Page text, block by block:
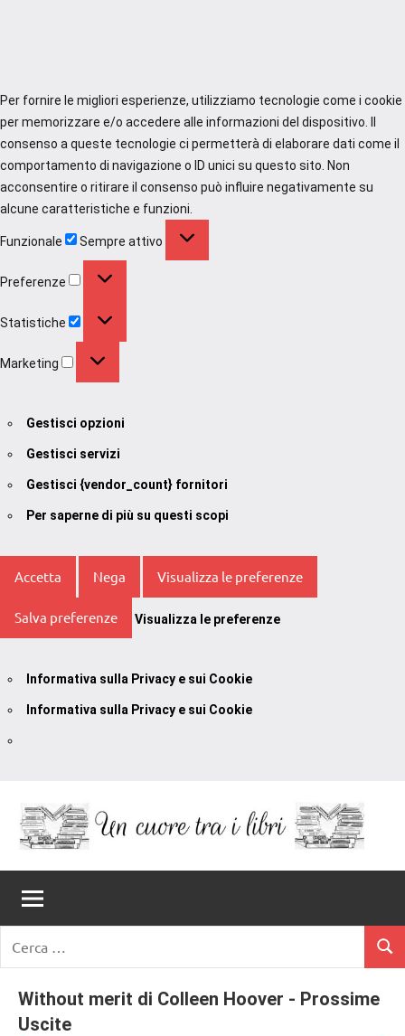
Per fornire le migliori esperienze, utilizziamo tecnologie come i cookie
per memorizzare e/o accedere alle informazioni del dispositivo. Il
consenso a queste tecnologie ci permetterà di elaborare dati come il
comportamento di navigazione o ID unici su questo sito. Non
acconsentire o ritirare il consenso può influire negativamente su
alcune caratteristiche e funzioni.
Funzionale Sempre attivo
Preferenze
Statistiche
Marketing
Gestisci opzioni
Gestisci servizi
Gestisci {vendor_count} fornitori
Per saperne di più su questi scopi
Accetta Nega Visualizza le preferenze
Salva preferenze Visualizza le preferenze
Informativa sulla Privacy e sui Cookie
Informativa sulla Privacy e sui Cookie
contenuto
Un
Cuore
Tra
I
Libri
romanzi
romance
e
non
solo.
Recensioni,
per:
Without merit di Colleen Hoover - Prossime
Uscite